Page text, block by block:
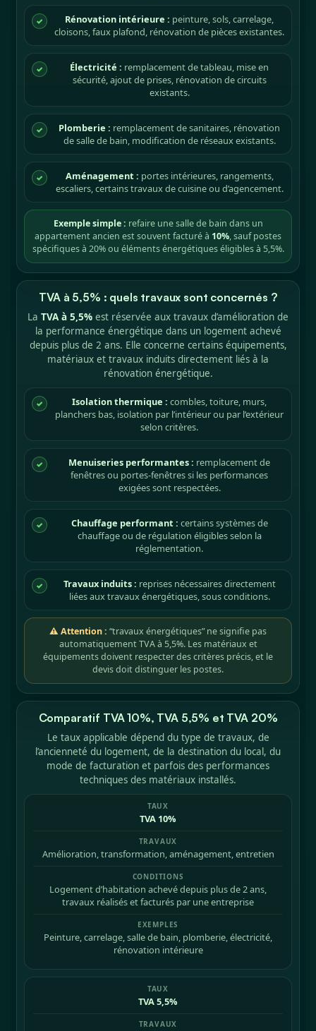
✓ Rénovation intérieure : peinture, sols, carrelage,
cloisons, faux plafond, rénovation de pièces existantes.
✓ Électricité : remplacement de tableau, mise en
sécurité, ajout de prises, rénovation de circuits
existants.
✓ Plomberie : remplacement de sanitaires, rénovation
de salle de bain, modification de réseaux existants.
✓ Aménagement : portes intérieures, rangements,
escaliers, certains travaux de cuisine ou d’agencement.
Exemple simple : refaire une salle de bain dans un
appartement ancien est souvent facturé à 10%, sauf postes
spécifiques à 20% ou éléments énergétiques éligibles à 5,5%.
TVA à 5,5% : quels travaux sont concernés ?
La TVA à 5,5% est réservée aux travaux d’amélioration de
la performance énergétique dans un logement achevé
depuis plus de 2 ans. Elle concerne certains équipements,
matériaux et travaux induits directement liés à la
rénovation énergétique.
✓ Isolation thermique : combles, toiture, murs,
planchers bas, isolation par l’intérieur ou par l’extérieur
selon critères.
✓ Menuiseries performantes : remplacement de
fenêtres ou portes-fenêtres si les performances
exigées sont respectées.
✓ Chauffage performant : certains systèmes de
chauffage ou de régulation éligibles selon la
réglementation.
✓ Travaux induits : reprises nécessaires directement
liées aux travaux énergétiques, sous conditions.
⚠ Attention : “travaux énergétiques” ne signifie pas
automatiquement TVA à 5,5%. Les matériaux et
équipements doivent respecter des critères précis, et le
devis doit distinguer les postes.
Comparatif TVA 10%, TVA 5,5% et TVA 20%
Le taux applicable dépend du type de travaux, de
l’ancienneté du logement, de la destination du local, du
mode de facturation et parfois des performances
techniques des matériaux installés.
TVA 10%
Amélioration, transformation, aménagement, entretien
Logement d’habitation achevé depuis plus de 2 ans,
travaux réalisés et facturés par une entreprise
Peinture, carrelage, salle de bain, plomberie, électricité,
rénovation intérieure
TVA 5,5%